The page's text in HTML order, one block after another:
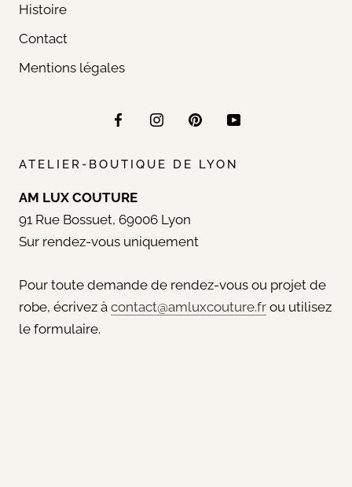
Histoire
Contact
Mentions légales
ATELIER-BOUTIQUE DE LYON
AM LUX COUTURE
91 Rue Bossuet, 69006 Lyon
Sur rendez-vous uniquement
Pour toute demande de rendez-vous ou projet de
robe, écrivez à contact@amluxcouture.fr ou utilisez
le formulaire.